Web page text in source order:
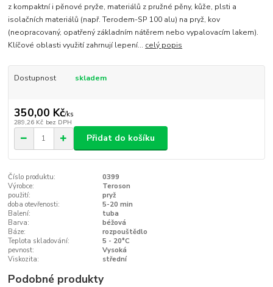
z kompaktní i pěnové pryže, materiálů z pružné pěny, kůže, plsti a
isolačních materiálů (např. Terodem-SP 100 alu) na pryž, kov
(neopracovaný, opatřený základním nátěrem nebo vypalovacím lakem).
Klíčové oblasti využití zahrnují lepení... celý popis
Dostupnost skladem
350,00 Kč/ks
289,26 Kč bez DPH
Přidat do košíku
Číslo produktu:
0399
Výrobce:
Teroson
použití:
pryž
doba otevřenosti:
5-20 min
Balení:
tuba
Barva:
béžová
Báze:
rozpouštědlo
Teplota skladování:
5 - 20°C
pevnost:
Vysoká
Viskozita:
střední
Podobné produkty